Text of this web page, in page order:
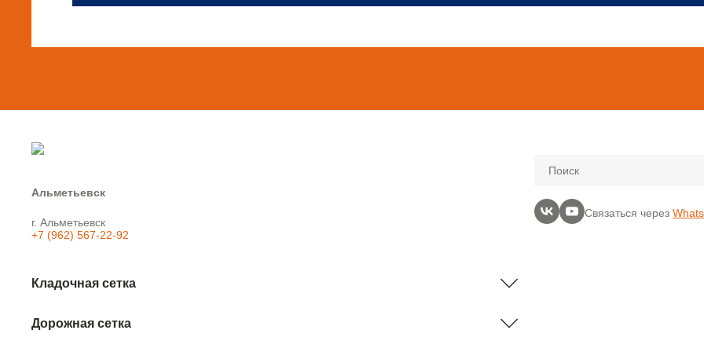
Альметьевск
г. Альметьевск
+7 (962) 567-22-92
Поиск
Связаться через
Кладочная сетка
Дорожная сетка